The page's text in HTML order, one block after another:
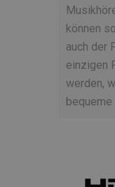
können
auch der
einzigen
werden,